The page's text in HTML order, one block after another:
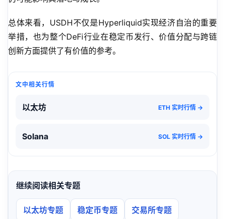
总体来看，USDH不仅是Hyperliquid实现经济自治的重要
举措，也为整个DeFi行业在稳定币发行、价值分配与跨链
创新方面提供了有价值的参考。
文中相关行情
以太坊 ETH 实时行情 →
Solana SOL 实时行情 →
继续阅读相关专题
以太坊专题 稳定币专题 交易所专题